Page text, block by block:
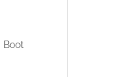
Boot